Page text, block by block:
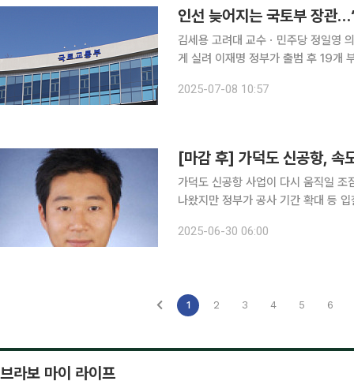
인선 늦어지는 국토부 장관
김세용 고려대 교수ㆍ민주당 정일영
게 실려 이재명 정부가 출범 후 19개 부처 중 17개 부처 장관을 채웠지만, 부동산 정책을 진두지휘
의 핵심 역할을 하는 만큼 이력과 재
2025-07-08 10:57
[마감 후] 가덕도 신공항, 속
가덕도 신공항 사업이 다시 움직일
나왔지만 정부가 공사 기간 확대 등
사업이 다시 추진될 환경이 마련된 것
2025-06-30 06:00
1 2 3 4 5 6
브라보 마이 라이프